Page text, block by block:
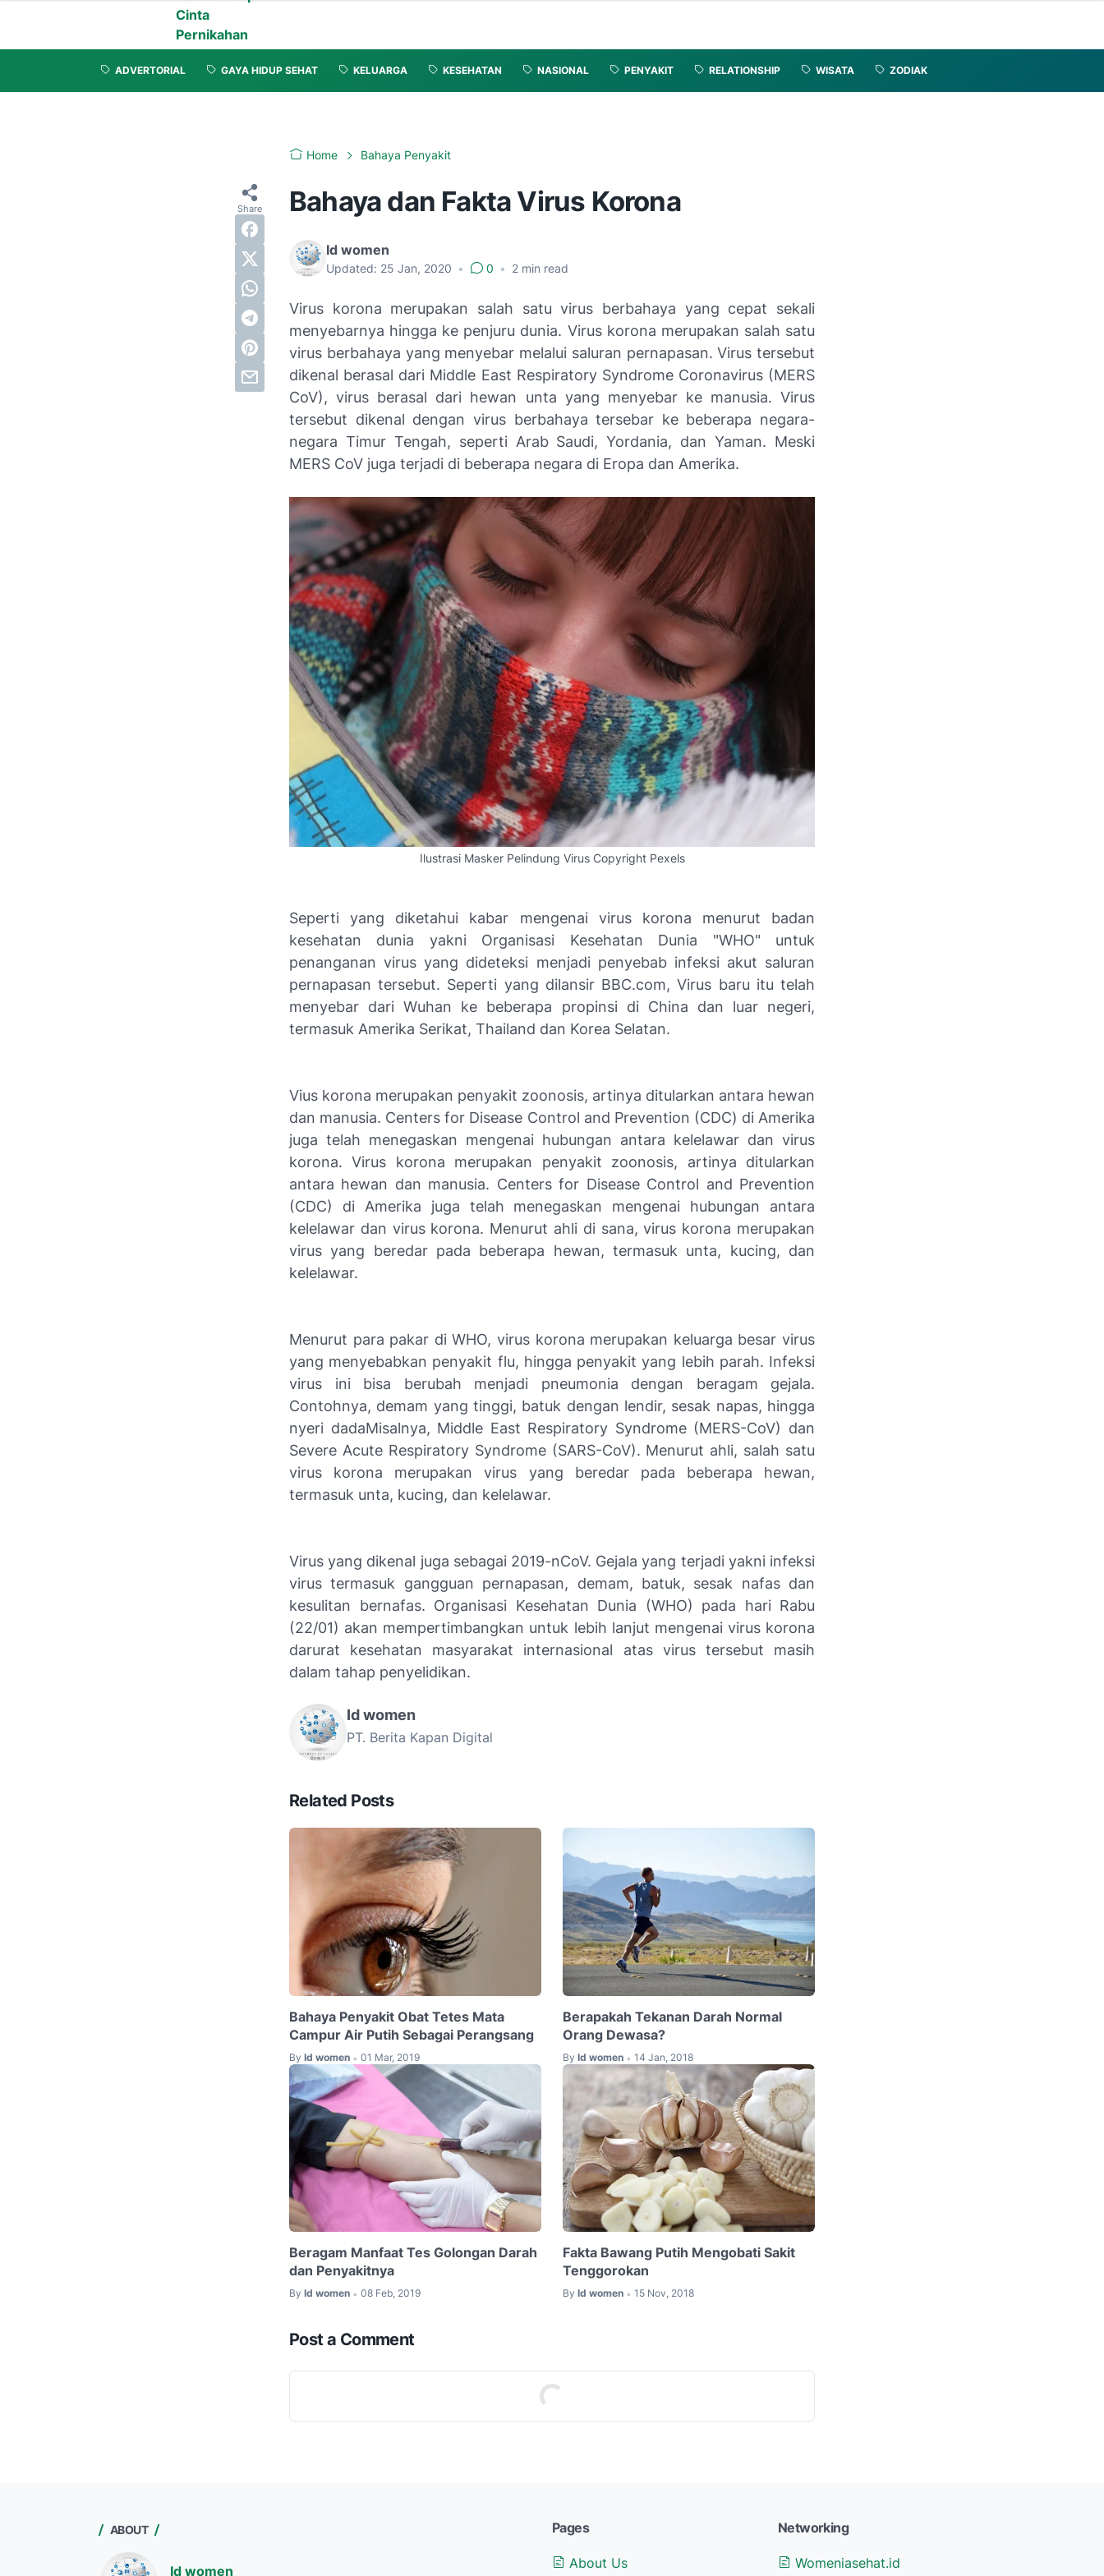
Cinta
Pernikahan
Zodiak
ADVERTORIAL GAYA HIDUP SEHAT KELUARGA KESEHATAN NASIONAL PENYAKIT RELATIONSHIP WISATA ZODIAK
Home Bahaya Penyakit
Bahaya dan Fakta Virus Korona
Id women
Updated: 25 Jan, 2020 • 0 • 2 min read
Virus korona merupakan salah satu virus berbahaya yang cepat sekali
menyebarnya hingga ke penjuru dunia. Virus korona merupakan salah satu
virus berbahaya yang menyebar melalui saluran pernapasan. Virus tersebut
dikenal berasal dari Middle East Respiratory Syndrome Coronavirus (MERS
CoV),virus berasal dari hewan unta yang menyebar ke manusia. Virus
tersebut dikenal dengan virus berbahaya tersebar ke beberapa negara-
negara Timur Tengah, seperti Arab Saudi, Yordania, dan Yaman. Meski
MERS CoV juga terjadi di beberapa negara di Eropa dan Amerika.
Ilustrasi Masker Pelindung Virus Copyright Pexels
Seperti yang diketahui kabar mengenai virus korona menurut badan
kesehatan dunia yakni Organisasi Kesehatan Dunia "WHO" untuk
penanganan virus yang dideteksi menjadi penyebab infeksi akut saluran
pernapasan tersebut. Seperti yang dilansir BBC.com, Virus baru itu telah
menyebar dari Wuhan ke beberapa propinsi di China dan luar negeri,
termasuk Amerika Serikat, Thailand dan Korea Selatan.
Vius korona merupakan penyakit zoonosis, artinya ditularkan antara hewan
dan manusia. Centers for Disease Control and Prevention (CDC) di Amerika
juga telah menegaskan mengenai hubungan antara kelelawar dan virus
korona. Virus korona merupakan penyakit zoonosis, artinya ditularkan
antara hewan dan manusia. Centers for Disease Control and Prevention
(CDC) di Amerika juga telah menegaskan mengenai hubungan antara
kelelawar dan virus korona. Menurut ahli di sana, virus korona merupakan
virus yang beredar pada beberapa hewan, termasuk unta, kucing, dan
kelelawar.
Menurut para pakar di WHO, virus korona merupakan keluarga besar virus
yang menyebabkan penyakit flu, hingga penyakit yang lebih parah. Infeksi
virus ini bisa berubah menjadi pneumonia dengan beragam gejala.
Contohnya, demam yang tinggi, batuk dengan lendir, sesak napas, hingga
nyeri dadaMisalnya, Middle East Respiratory Syndrome (MERS-CoV) dan
Severe Acute Respiratory Syndrome (SARS-CoV). Menurut ahli, salah satu
virus korona merupakan virus yang beredar pada beberapa hewan,
termasuk unta, kucing, dan kelelawar.
Virus yang dikenal juga sebagai 2019-nCoV. Gejala yang terjadi yakni infeksi
virus termasuk gangguan pernapasan, demam, batuk, sesak nafas dan
kesulitan bernafas. Organisasi Kesehatan Dunia (WHO) pada hari Rabu
(22/01) akan mempertimbangkan untuk lebih lanjut mengenai virus korona
darurat kesehatan masyarakat internasional atas virus tersebut masih
dalam tahap penyelidikan.
Id women
PT. Berita Kapan Digital
Related Posts
Bahaya Penyakit Obat Tetes Mata
Campur Air Putih Sebagai Perangsang
By Id women • 01 Mar, 2019
Berapakah Tekanan Darah Normal
Orang Dewasa?
By Id women • 14 Jan, 2018
Beragam Manfaat Tes Golongan Darah
dan Penyakitnya
By Id women • 08 Feb, 2019
Fakta Bawang Putih Mengobati Sakit
Tenggorokan
By Id women • 15 Nov, 2018
Post a Comment
ABOUT
Id women
Pages
About Us
Networking
Womeniasehat.id